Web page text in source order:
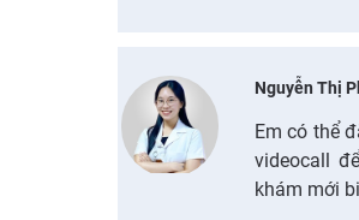
Nguyễn Thị
Em có thể
videocall
khám mới